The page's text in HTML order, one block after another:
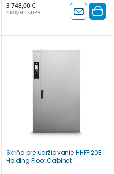
3 748,00 €
4 610,04 € s DPH
Skriňa pre udržiavanie HHFF 20E
Holding Floor Cabinet